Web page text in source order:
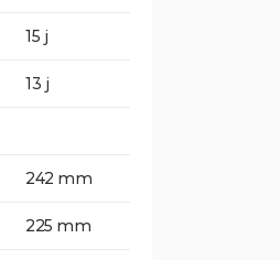
15 j
13 j
242 mm
225 mm